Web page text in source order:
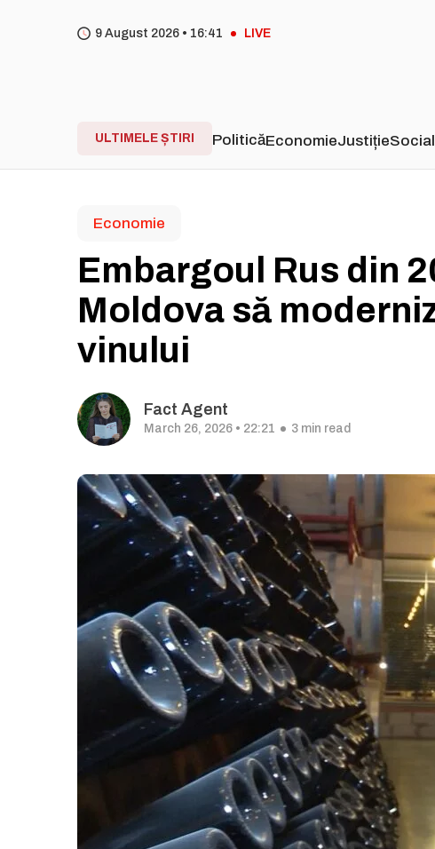
9 August 2026 • 16 41 LIVE
ULTIMELE ȘTIRI PoliticăEconomieJustițieSocial
Economie
Embargoul Rus din
Moldova să
vinului
Fact Agent
March 26, 2026 • 22:21 3 min read